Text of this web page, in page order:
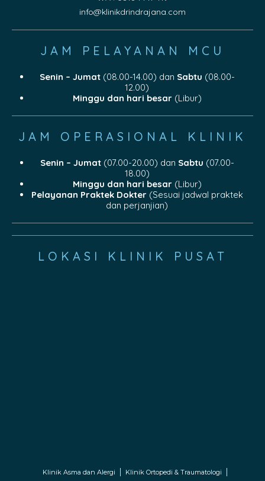
info@klinikdrindrajana.com
JAM PELAYANAN MCU
Senin – Jumat(08.00-14.00) dan Sabtu (08.00-
12.00)
Minggu dan hari besar(Libur)
JAM OPERASIONAL KLINIK
Senin – Jumat(07.00-20.00) dan Sabtu (07.00-
18.00)
Minggu dan hari besar(Libur)
Pelayanan Praktek Dokter(Sesuai jadwal praktek
dan perjanjian)
LOKASI KLINIK PUSAT
Klinik Asma dan Alergi Klinik Ortopedi & Traumatologi